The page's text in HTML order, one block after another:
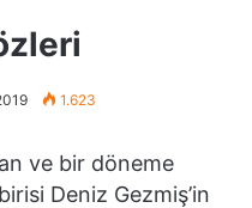
1.623
ve bir döneme
Deniz Gezmiş’in